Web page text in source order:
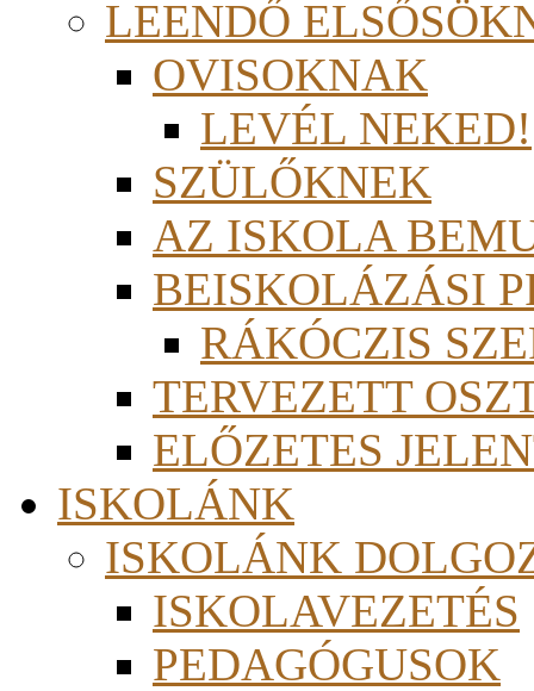
LEENDŐ
OVISOKNAK
LEVÉL NEKED!
SZÜLŐKNEK
AZ ISKOLA
BEISKOLÁZÁSI
RÁKÓCZIS
TERVEZETT
ELŐZETES
ISKOLÁNK
ISKOLÁNK
ISKOLAVEZETÉS
PEDAGÓGUSOK